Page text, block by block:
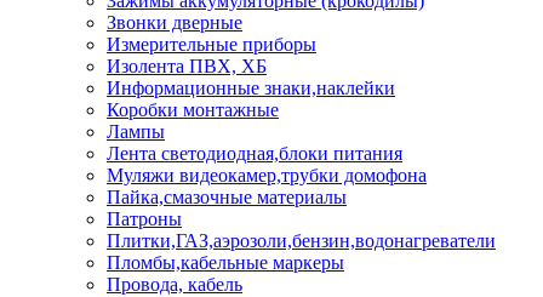
Звонки дверные
Измерительные приборы
Изолента ПВХ, ХБ
Информационные знаки,наклейки
Коробки монтажные
Лампы
Лента светодиодная,блоки питания
Муляжи видеокамер,трубки домофона
Пайка,смазочные материалы
Патроны
Плитки,ГАЗ,аэрозоли,бензин,водонагреватели
Пломбы,кабельные маркеры
Провода, кабель